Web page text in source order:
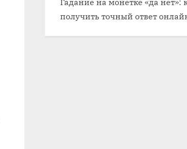
получить точный ответ